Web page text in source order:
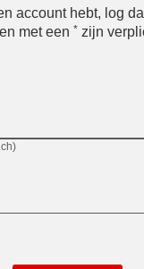
account hebt, log
met een * zijn